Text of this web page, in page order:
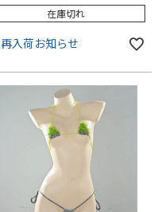
在庫切れ
再入荷お知らせ